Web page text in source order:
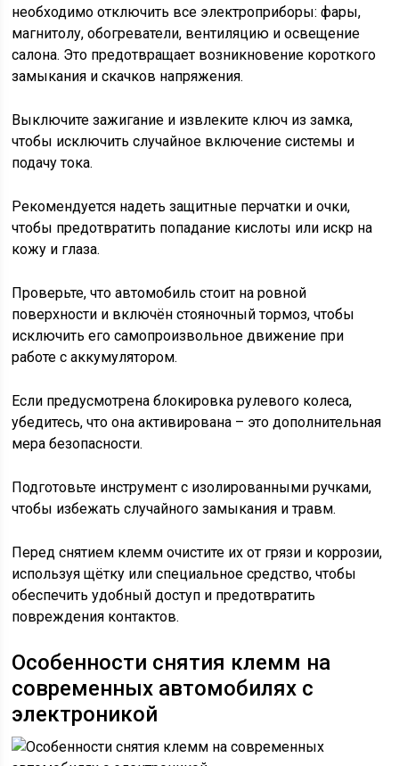
необходимо отключить все электроприборы: фары,
магнитолу, обогреватели, вентиляцию и освещение
салона. Это предотвращает возникновение короткого
замыкания и скачков напряжения.
Выключите зажигание и извлеките ключ из замка,
чтобы исключить случайное включение системы и
подачу тока.
Рекомендуется надеть защитные перчатки и очки,
чтобы предотвратить попадание кислоты или искр на
кожу и глаза.
Проверьте, что автомобиль стоит на ровной
поверхности и включён стояночный тормоз, чтобы
исключить его самопроизвольное движение при
работе с аккумулятором.
Если предусмотрена блокировка рулевого колеса,
убедитесь, что она активирована – это дополнительная
мера безопасности.
Подготовьте инструмент с изолированными ручками,
чтобы избежать случайного замыкания и травм.
Перед снятием клемм очистите их от грязи и коррозии,
используя щётку или специальное средство, чтобы
обеспечить удобный доступ и предотвратить
повреждения контактов.
Особенности снятия клемм на
современных автомобилях с
электроникой